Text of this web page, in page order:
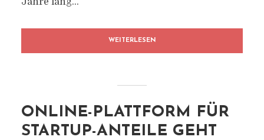
WEITERLESEN
ONLINE-PLATTFORM FÜR
STARTUP-ANTEILE GEHT